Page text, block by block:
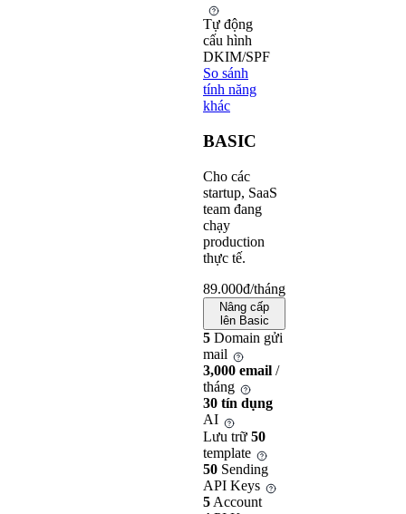
Tự động
cấu hình
DKIM/SPF
So sánh
tính năng
khác
BASIC
Cho các
startup, SaaS
team đang
chạy
production
thực tế.
89.000đ/tháng
Nâng cấp
lên Basic
5 Domain gửi
mail
3,000 email /
tháng
30 tín dụng
AI
Lưu trữ 50
template
50 Sending
API Keys
5 Account